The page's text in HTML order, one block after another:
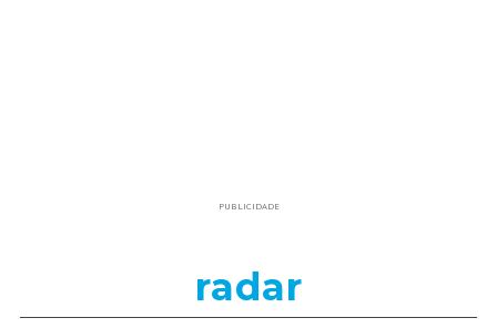
PUBLICIDADE
radar